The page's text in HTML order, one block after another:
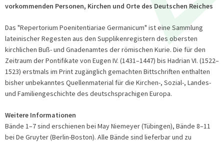
vorkommenden Personen, Kirchen und Orte des Deutschen Reiches
Das "Repertorium Poenitentiariae Germanicum" ist eine Sammlung
lateinischer Regesten aus den Supplikenregistern des obersten
kirchlichen Buß- und Gnadenamtes der römischen Kurie. Die für den
Zeitraum der Pontifikate von Eugen IV. (1431–1447) bis Hadrian VI. (1522–
1523) erstmals im Print zugänglich gemachten Bittschriften enthalten
bisher unbekanntes Quellenmaterial für die Kirchen-, Sozial-, Landes-
und Familiengeschichte des deutschsprachigen Europa.
Weitere Informationen
Bände 1–7 sind erschienen bei May Niemeyer (Tübingen), Bände 8–11
bei De Gruyter (Berlin-Boston). Alle Bände sind lieferbar und zu